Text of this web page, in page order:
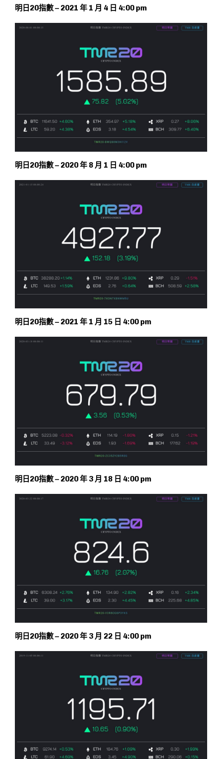
明日20指數 – 2021 年 1 月 4 日 4:00 pm
明日20指數 – 2020 年 8 月 1 日 4:00 pm
明日20指數 – 2021 年 1 月 15 日 4:00 pm
明日20指數 – 2020 年 3 月 18 日 4:00 pm
明日20指數 – 2020 年 3 月 22 日 4:00 pm